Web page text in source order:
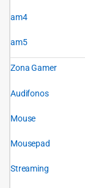
am4
am5
Zona Gamer
Audifonos
Mouse
Mousepad
Streaming